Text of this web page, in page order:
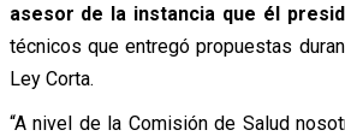
asesor de la instancia que él
técnicos que entregó propuestas
Ley Corta.
“A nivel de la Comisión de Salud